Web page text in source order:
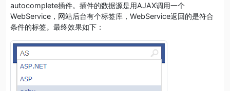
autocomplete插件。插件的数据源是用AJAX调用一个
WebService，网站后台有个标签库，WebService返回的是符合
条件的标签。最终效果如下：